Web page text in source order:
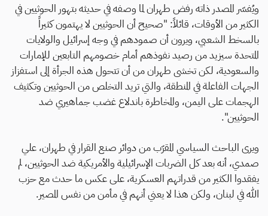
ويُفسّر المصدر ذاته رفض طهران لما وصفه في حديثه بتهور الحوثيين في
الكثير من الأوقات، قائلاً: "صحيح أن الحوثيين لا يهتمون كثيراً
بالسخط الشعبي، ويرون أن صمودهم في وجه إسرائيل والولايات
المتحدة سيزيد من رصيد نفوذهم أمام خصومهم التابعين للإمارات
والسعودية، لكن تخشى طهران من أن تتحول هذه الجرأة إلى استفزاز
الجهات الفاعلة في المنطقة، والتي تريد التخلص من الحوثيين وتكثيف
الهجمات على اليمن، والمخاطرة باندلاع غضب جماهيري ضد
الحوثيين".
ويرى الباحث السياسي المقرّب من دوائر صنع القرار في طهران، علي
صمدي، أنه بعد كل الضربات الإسرائيلية والأمريكية ضد الحوثيين، لم
يفقدوا الكثير من قدراتهم العسكرية، على عكس ما حدث مع حزب
الله في لبنان، ولكن هذا لا يعني أنهم في مأمن من نفس المصير.